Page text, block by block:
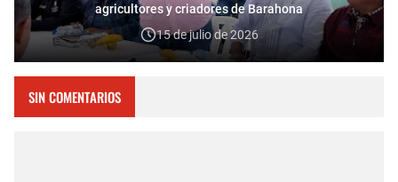
agricultores y criadores de Barahona
15 de julio de 2026
SIN COMENTARIOS